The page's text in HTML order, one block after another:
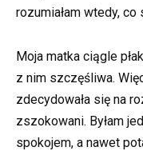
rozumiałam wtedy, co
Moja matka ciągle
z nim szczęśliwa.
zdecydowała się na
zszokowani. Byłam
spokojem, a nawet